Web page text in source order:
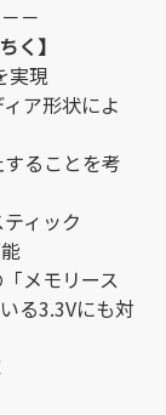
－
く】
実現
ア形状によ
ることを考
ティック
メモリース
る3.3Vにも対